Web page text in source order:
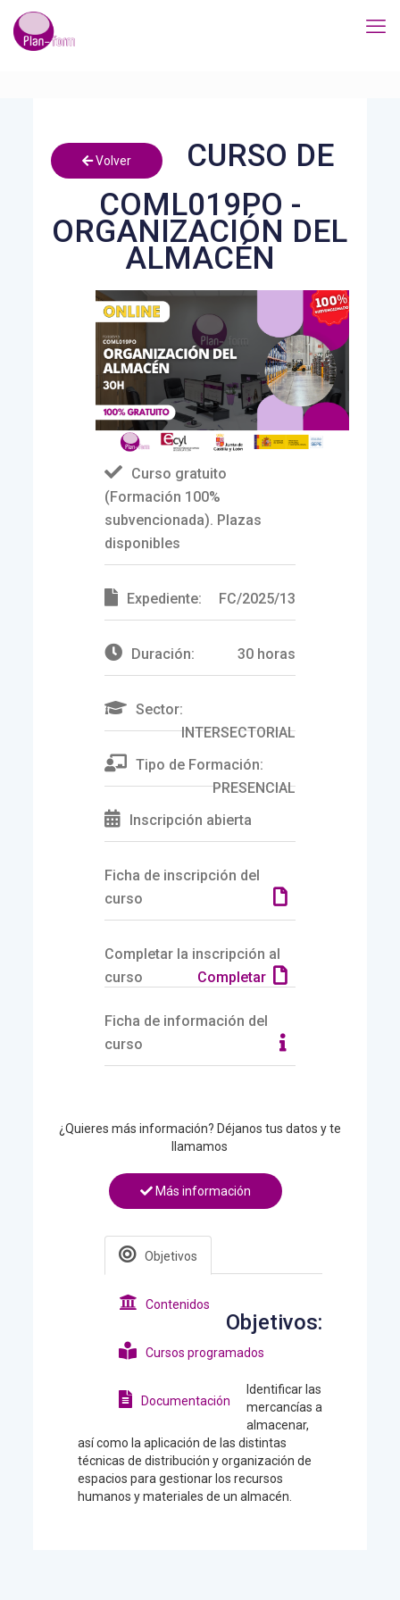
Volver
CURSO DE
COML019PO -
ORGANIZACIÓN DEL
ALMACÉN
Curso gratuito
(Formación 100%
subvencionada). Plazas
disponibles
Expediente: FC/2025/13
Duración: 30 horas
Sector:
INTERSECTORIAL
Tipo de Formación:
PRESENCIAL
Inscripción abierta
Ficha de inscripción del
curso
Completar la inscripción al
curso
Completar
Ficha de información del
curso
¿Quieres más información? Déjanos tus datos y te
llamamos
Más información
Objetivos
Contenidos
Cursos programados
Documentación
Objetivos:
Identificar las
mercancías a
almacenar,
así como la aplicación de las distintas
técnicas de distribución y organización de
espacios para gestionar los recursos
humanos y materiales de un almacén.